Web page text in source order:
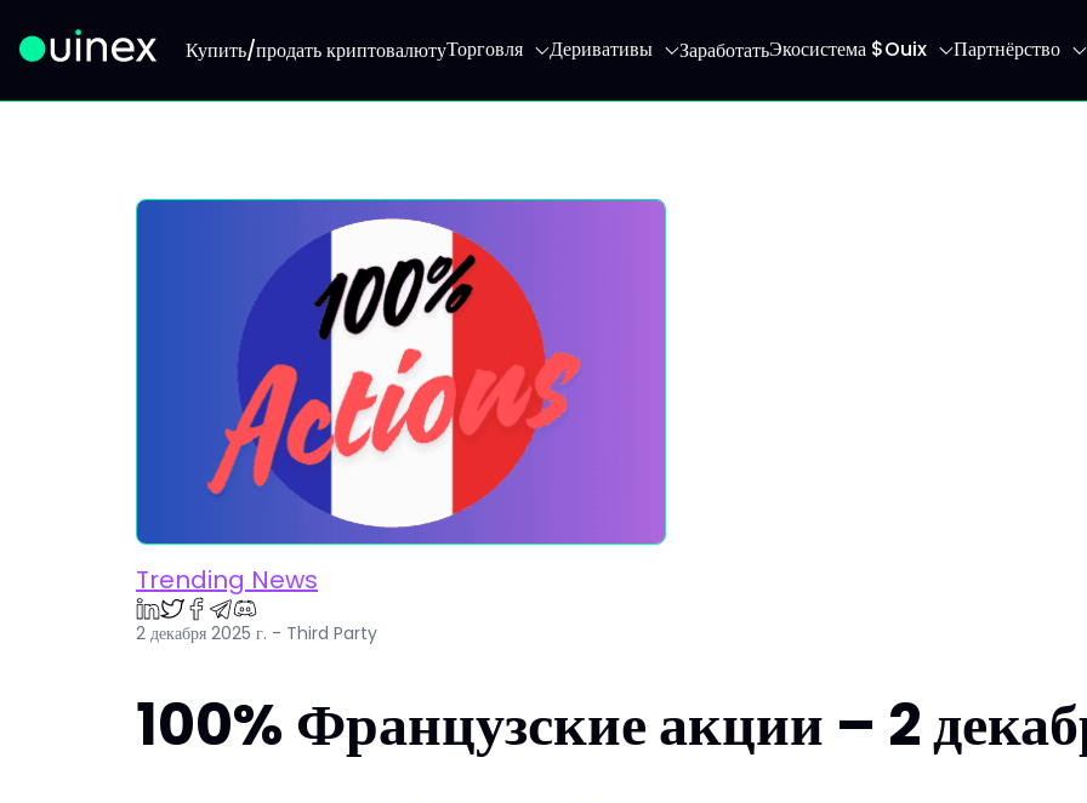
Купить/продать криптовалютуТорговля Деривативы ЗаработатьЭкосистема $Ouix Партнёрство
Trending News
2 декабря 2025 г. - Third Party
100% Французские акции – 2